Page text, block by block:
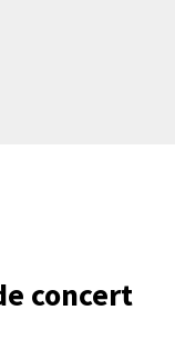
concert